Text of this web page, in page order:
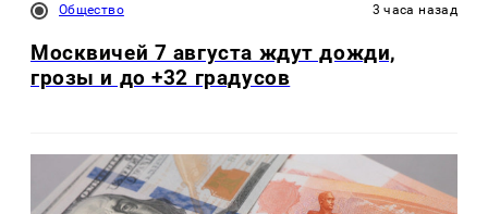
Общество 3 часа назад
Москвичей 7 августа ждут дожди,
грозы и до +32 градусов